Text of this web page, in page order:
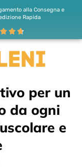
alla Consegna e
Rapida
  
per un
da ogni
e